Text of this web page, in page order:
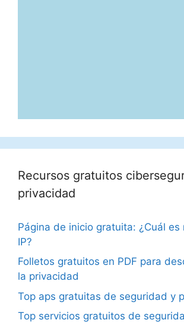
Recursos gratuitos
privacidad
Página de inicio gratuita: ¿Cuál es
IP?
Folletos gratuitos en PDF para
la privacidad
Top aps gratuitas de seguridad y
Top servicios gratuitos de